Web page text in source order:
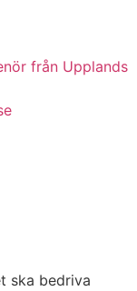
från Upplands
ska bedriva